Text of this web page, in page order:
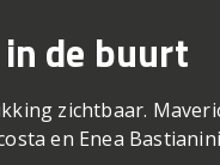
de buurt
zichtbaar.
en Enea